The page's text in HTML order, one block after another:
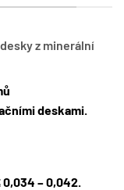
z minerální
deskami.
– 0,042.